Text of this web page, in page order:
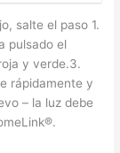
salte el paso 1.
pulsado el
y verde.3.
rápidamente y
– la luz debe